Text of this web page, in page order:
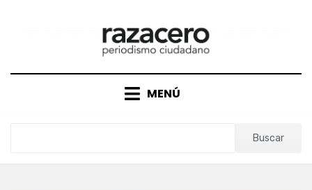
MENÚ
Buscar